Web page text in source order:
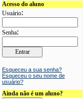
Acesso do aluno
Usuário:
Senha:
Esqueceu a sua senha?
Esqueceu o seu nome de
usuário?
Ainda não é um aluno?